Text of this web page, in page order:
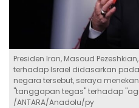
Presiden Iran, Masoud
terhadap Israel didasarkan
negara tersebut, seraya
"tanggapan tegas" terhadap
/ANTARA/Anadolu/py